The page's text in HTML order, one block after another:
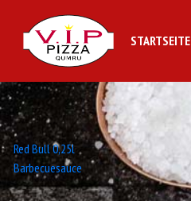
STARTSEITE
Beitrags-
Navigation
Red Bull 0,25l
Barbecuesauce